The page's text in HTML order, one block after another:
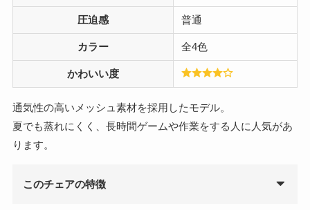
圧迫感 普通
カラー 全4色
かわいい度
通気性の高いメッシュ素材を採用したモデル。
夏でも蒸れにくく、長時間ゲームや作業をする人に人気があ
ります。
このチェアの特徴